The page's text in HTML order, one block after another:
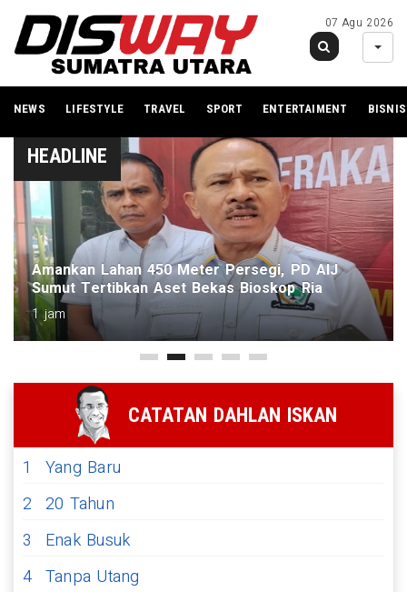
07 Agu 2026
NEWS LIFESTYLE TRAVEL SPORT ENTERTAIMENT BISNIS
HEADLINE
Amankan Lahan 450 Meter Persegi, PD AIJ
Sumut Tertibkan Aset Bekas Bioskop Ria
1 jam
CATATAN DAHLAN ISKAN
1
Yang Baru
2 20 Tahun
3
Enak Busuk
4 Tanpa Utang